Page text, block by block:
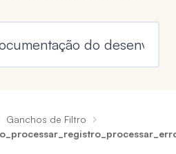
Ganchos de Filtro